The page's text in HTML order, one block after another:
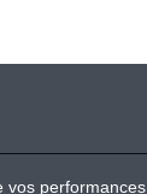
vos performances